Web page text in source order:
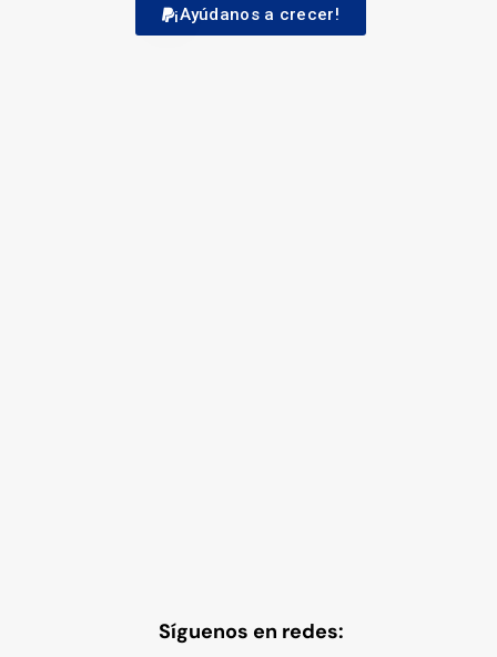
¡Ayúdanos a crecer!
Síguenos en redes: